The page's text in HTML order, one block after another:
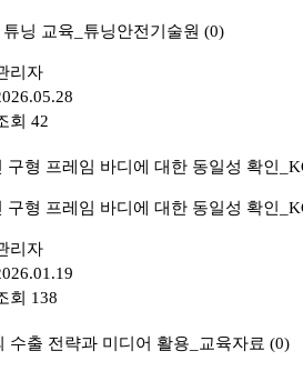
닝 교육_튜닝안전기술원 (0)
리자
회 42
구형 프레임 바디에 대한 동일성 확인
구형 프레임 바디에 대한 동일성 확인
리자
회 138
수출 전략과 미디어 활용_교육자료 (0)